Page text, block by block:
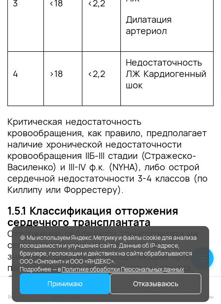
3 <18 <2,2
Дилатация
артериол
4 >18 <2,2
Недостаточность
ЛЖ Кардиогенный
шок
Критическая недостаточность
кровообращения, как правило, предполагает
наличие хронической недостаточности
кровообращения IIБ-III стадии (Стражеско-
Василенко) и III-IV ф.к. (NYHA), либо острой
сердечной недостаточности 3-4 классов (по
Киллипу или Форрестеру).
1.5.1 Классификация отторжения
сердечного трансплантата
Отторжение сердечного трансплантата на
сегодняшний день является наиболее
значимым фактором, определяющим прогноз
пациентов после трансплантации сердца.
Являясь проявлением защитной реакции
организма реципиента против чужеродных
клеток, реакция отторжения включает
🍪 Мы используем Яндекс.Метрику и файлы cookie для анализа
посещаемости и улучшения сайта. Данные об IP-адресе,
браузере, геолокации и действиях на сайте обрабатываются
ООО «Онпоинт» и ООО «ЯНДЕКС».
Подробнее — вПолитике обработки Персональных данных
Принимаю Отказываюсь